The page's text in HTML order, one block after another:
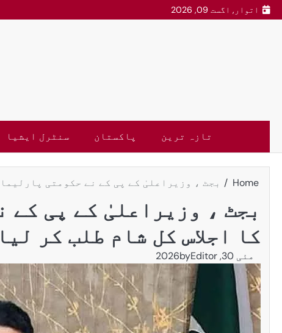
اتوار, اگست 09, 2026
تازہ ترین پاکستان سنٹرل ایشیا
Home بجٹ ، وزیراعلیٰ کے پی کے نے حکومتی
بجٹ ، وزیراعلیٰ کے پی کے
کا اجلاس کل شام طلب کر لیا
مئی 30, 2026 byEditor
سنٹرل ایشیا